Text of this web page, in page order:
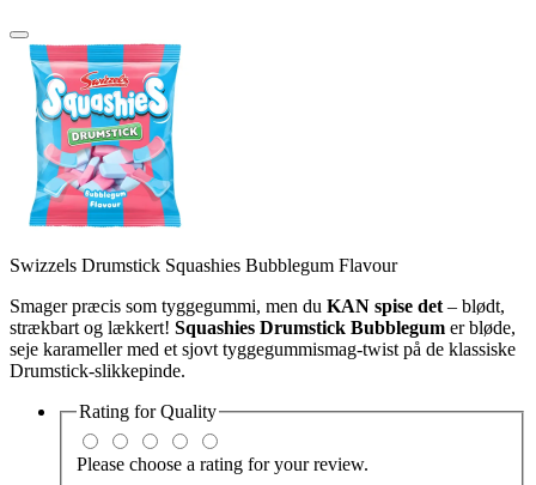
Swizzels Drumstick Squashies Bubblegum Flavour
Smager præcis som tyggegummi, men du KAN spise det – blødt,
strækbart og lækkert! Squashies Drumstick Bubblegum er bløde,
seje karameller med et sjovt tyggegummismag-twist på de klassiske
Drumstick-slikkepinde.
Rating forQuality
Please choose a rating for your review.